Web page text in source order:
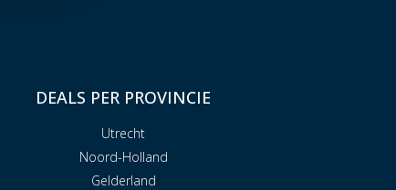
DEALS PER PROVINCIE
Utrecht
Noord-Holland
Gelderland